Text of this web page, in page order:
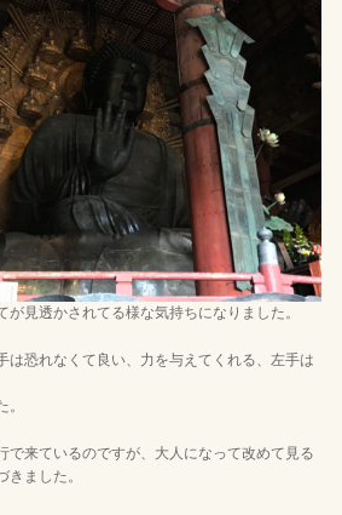
見透かされてる様な気持ちになりました。
は恐れなくて良い、力を与えてくれる、左手は
で来ているのですが、大人になって改めて見る
ました。